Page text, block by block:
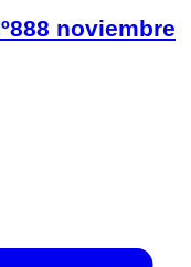
noviembre